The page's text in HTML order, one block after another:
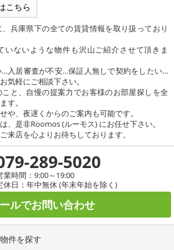
こちら
兵庫県下の全ての賃貸情報を取り扱っており
いないような物件も沢山ご紹介させて頂きま
入居審査が不安…保証人無しで契約をしたい…
気軽にご相談下さい。
と、自慢の提案力でお客様のお部屋探しを全
す。
や、夜遅くからのご案内も可能です。
、是非Roomos (ルーモス) にお任せ下さい。
来店を心よりお待ちしております。
289-5020
業時間：9:00～19:00
休日：年中無休 (年末年始を除く)
ルでお問い合わせ
件を探す